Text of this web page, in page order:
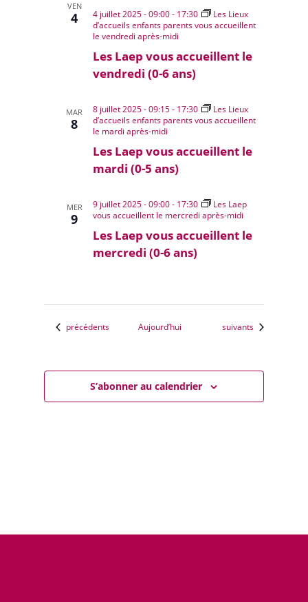
VEN
4
Les Laep vous accueillent le
vendredi (0-6 ans)
4 juillet 2025 - 09:00- 17:30
Les Lieux
d’accueils enfants parents vous accueillent
le vendredi après-midi
MAR
8
Les Laep vous accueillent le
mardi (0-5 ans)
8 juillet 2025 - 09:15- 17:30
Les Lieux
d’accueils enfants parents vous accueillent
le mardi après-midi
MER
9
Les Laep vous accueillent le
mercredi (0-6 ans)
9 juillet 2025 - 09:00- 17:30
Les Laep
vous accueillent le mercredi après-midi
Évènements
précédents Aujourd’hui Évènements
suivants
S’abonner au calendrier